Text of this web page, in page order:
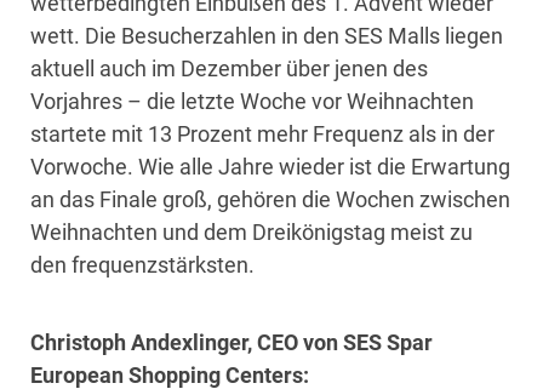
wett. Die Besucherzahlen in den SES Malls liegen
aktuell auch im Dezember über jenen des
Vorjahres – die letzte Woche vor Weihnachten
startete mit 13 Prozent mehr Frequenz als in der
Vorwoche. Wie alle Jahre wieder ist die Erwartung
an das Finale groß, gehören die Wochen zwischen
Weihnachten und dem Dreikönigstag meist zu
den frequenzstärksten.
Christoph Andexlinger, CEO von SES Spar
European Shopping Centers: